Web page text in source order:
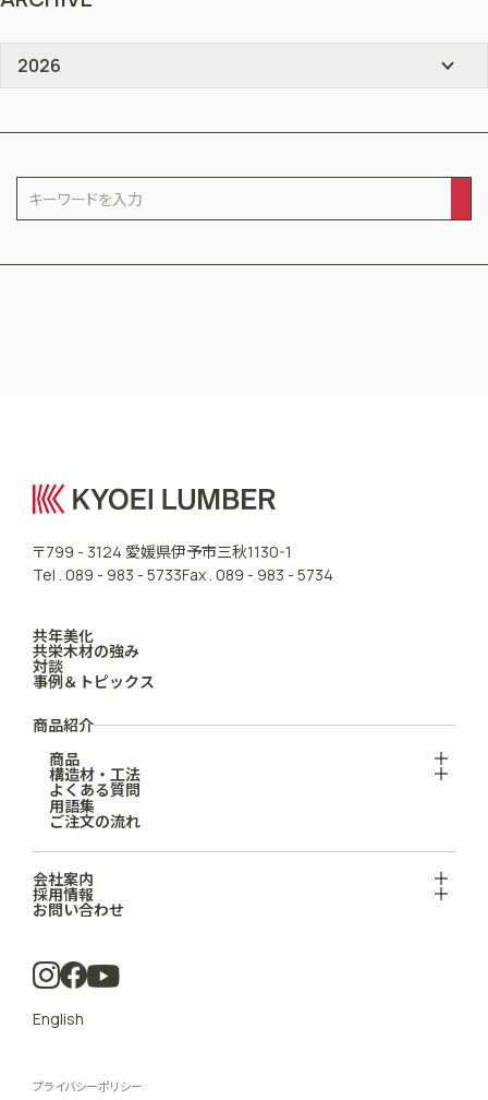
〒799 - 3124 愛媛県伊予市三秋1130-1
Tel . 089 - 983 - 5733Fax . 089 - 983 - 5734
共年美化
共栄木材の強み
対談
事例＆トピックス
商品紹介
商品
構造材・工法
よくある質問
用語集
ご注文の流れ
会社案内
採用情報
お問い合わせ
English
プライバシーポリシー